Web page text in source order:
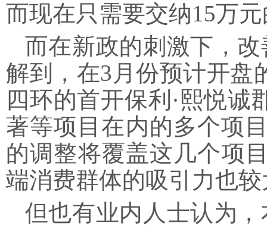
而现在只需要交纳15万
而在新政的刺激下，
解到，在3月份预计开盘
四环的首开保利·熙悦诚
著等项目在内的多个项
的调整将覆盖这几个项
端消费群体的吸引力也
但也有业内人士认为